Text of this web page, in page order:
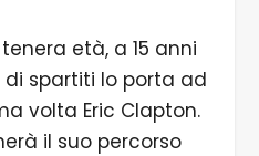
età, a 15 anni
spartiti lo porta ad
volta Eric Clapton.
il suo percorso